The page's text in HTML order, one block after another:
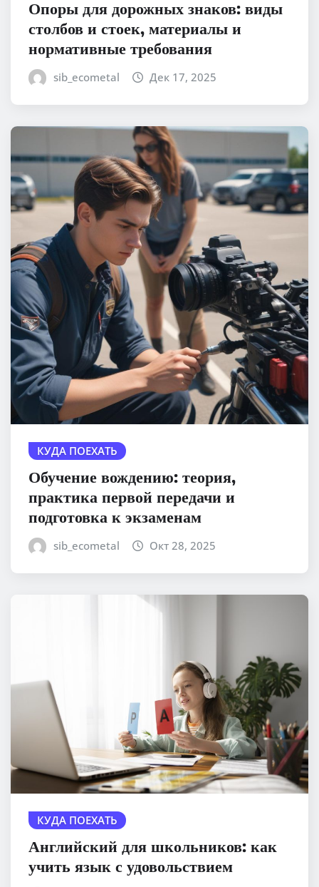
Опоры для дорожных знаков: виды
столбов и стоек, материалы и
нормативные требования
sib_ecometal Дек 17, 2025
КУДА ПОЕХАТЬ
Обучение вождению: теория,
практика первой передачи и
подготовка к экзаменам
sib_ecometal Окт 28, 2025
КУДА ПОЕХАТЬ
Английский для школьников: как
учить язык с удовольствием